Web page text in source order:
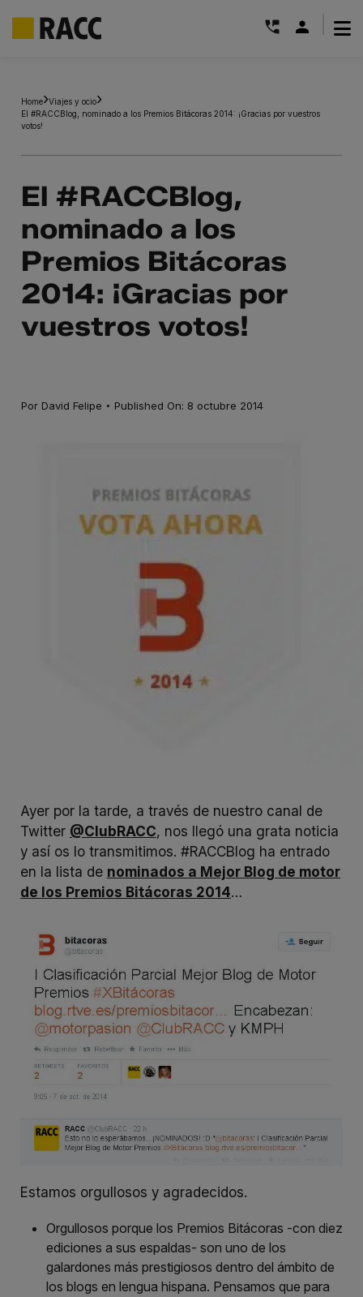
contenido
Home Viajes y ocio
El #RACCBlog, nominado a los Premios Bitácoras 2014: ¡Gracias por vuestros
votos!
El #RACCBlog,
nominado a los
Premios Bitácoras
2014: ¡Gracias por
vuestros votos!
Por David Felipe · Published On: 8 octubre 2014
Ayer por la tarde, a través de nuestro canal de
Twitter @ClubRACC, nos llegó una grata noticia
y así os lo transmitimos. #RACCBlog ha entrado
en la lista de nominados a Mejor Blog de motor
de los Premios Bitácoras 2014…
Estamos orgullosos y agradecidos.
Orgullosos porque los Premios Bitácoras -con diez
ediciones a sus espaldas- son uno de los
galardones más prestigiosos dentro del ámbito de
los blogs en lengua hispana. Pensamos que para